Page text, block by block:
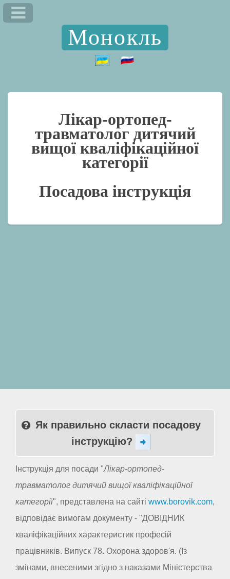
Монокль
Лікар-ортопед-
травматолог дитячий
вищої кваліфікаційної
категорії
Посадова інструкція
Як правильно скласти посадову
інструкцію?
Інструкція для посади "Лікар-ортопед-
травматолог дитячий вищої кваліфікаційної
категорії", представлена на сайті www.borovik.com,
відповідає вимогам документу - "ДОВІДНИК
кваліфікаційних характеристик професій
працівників. Випуск 78. Охорона здоров'я. (Із
змінами, внесеними згідно з наказами Міністерства